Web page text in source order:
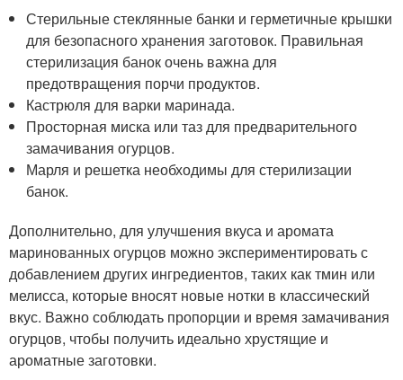
Стерильные стеклянные банки и герметичные крышки
для безопасного хранения заготовок. Правильная
стерилизация банок очень важна для
предотвращения порчи продуктов.
Кастрюля для варки маринада.
Просторная миска или таз для предварительного
замачивания огурцов.
Марля и решетка необходимы для стерилизации
банок.
Дополнительно, для улучшения вкуса и аромата
маринованных огурцов можно экспериментировать с
добавлением других ингредиентов, таких как тмин или
мелисса, которые вносят новые нотки в классический
вкус. Важно соблюдать пропорции и время замачивания
огурцов, чтобы получить идеально хрустящие и
ароматные заготовки.